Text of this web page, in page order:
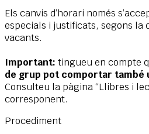
Els canvis d’horari només
especials i justificats, segons la
vacants.
Important: tingueu en compte
de grup pot comportar també
Consulteu la pàgina “Llibres i
corresponent.
Procediment